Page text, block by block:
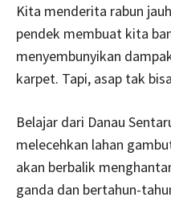
Kita menderita rabun
pendek membuat kita
menyembunyikan
karpet. Tapi, asap tak
Belajar dari Danau
melecehkan lahan
akan berbalik
ganda dan bertahun-